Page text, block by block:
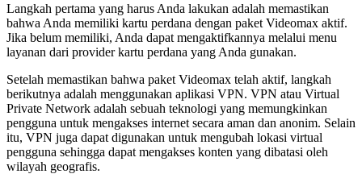
Langkah pertama yang harus Anda lakukan adalah memastikan
bahwa Anda memiliki kartu perdana dengan paket Videomax aktif.
Jika belum memiliki, Anda dapat mengaktifkannya melalui menu
layanan dari provider kartu perdana yang Anda gunakan.
Setelah memastikan bahwa paket Videomax telah aktif, langkah
berikutnya adalah menggunakan aplikasi VPN. VPN atau Virtual
Private Network adalah sebuah teknologi yang memungkinkan
pengguna untuk mengakses internet secara aman dan anonim. Selain
itu, VPN juga dapat digunakan untuk mengubah lokasi virtual
pengguna sehingga dapat mengakses konten yang dibatasi oleh
wilayah geografis.